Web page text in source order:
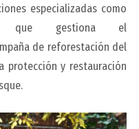
especializadas como
que gestiona el
de reforestación del
protección y restauración